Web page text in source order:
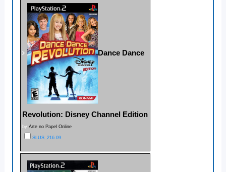
Dance Dance
Revolution: Disney Channel Edition
by Arte no Papel Online
SLUS_216.09